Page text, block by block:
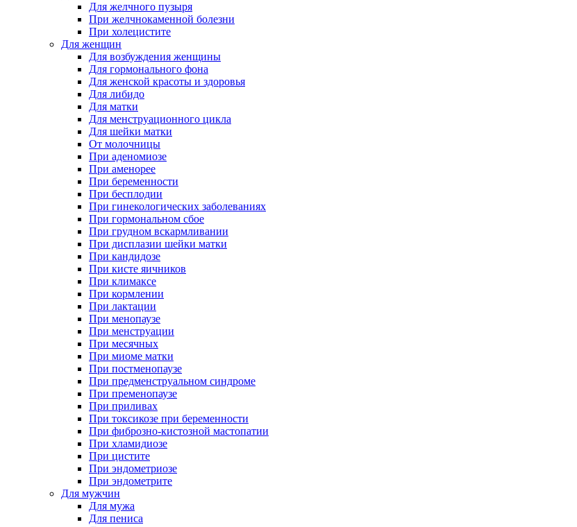
Для желчного пузыря
При желчнокаменной болезни
При холецистите
Для женщин
Для возбуждения женщины
Для гормонального фона
Для женской красоты и здоровья
Для либидо
Для матки
Для менструационного цикла
Для шейки матки
От молочницы
При аденомиозе
При аменорее
При беременности
При бесплодии
При гинекологических заболеваниях
При гормональном сбое
При грудном вскармливании
При дисплазии шейки матки
При кандидозе
При кисте яичников
При климаксе
При кормлении
При лактации
При менопаузе
При менструации
При месячных
При миоме матки
При постменопаузе
При предменструальном синдроме
При пременопаузе
При приливах
При токсикозе при беременности
При фиброзно-кистозной мастопатии
При хламидиозе
При цистите
При эндометриозе
При эндометрите
Для мужчин
Для мужа
Для пениса